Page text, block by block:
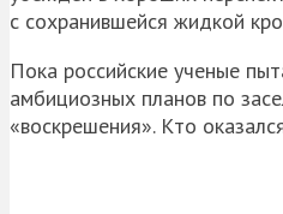
с сохранившейся жидкой
Пока российские ученые
амбициозных планов по
«воскрешения». Кто